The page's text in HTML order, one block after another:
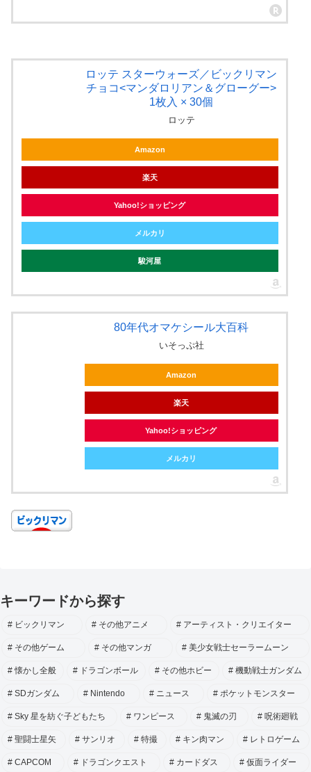
ロッテ スターウォーズ／ビックリマン
チョコ<マンダロリアン＆グローグー>
1枚入 × 30個
ロッテ
Amazon
楽天
Yahoo!ショッピング
メルカリ
駿河屋
80年代オマケシール大百科
いそっぷ社
Amazon
楽天
Yahoo!ショッピング
メルカリ
キーワードから探す
ビックリマン その他アニメ アーティスト・クリエイター
その他ゲーム その他マンガ 美少女戦士セーラームーン
懐かし全般 ドラゴンボール その他ホビー 機動戦士ガンダム
SDガンダム Nintendo ニュース ポケットモンスター
Sky 星を紡ぐ子どもたち ワンピース 鬼滅の刃 呪術廻戦
聖闘士星矢 サンリオ 特撮 キン肉マン レトロゲーム
CAPCOM ドラゴンクエスト カードダス 仮面ライダー